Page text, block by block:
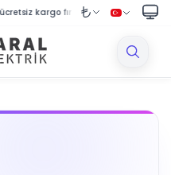
🎉 Özel fırsatlar ve kampanyalardan